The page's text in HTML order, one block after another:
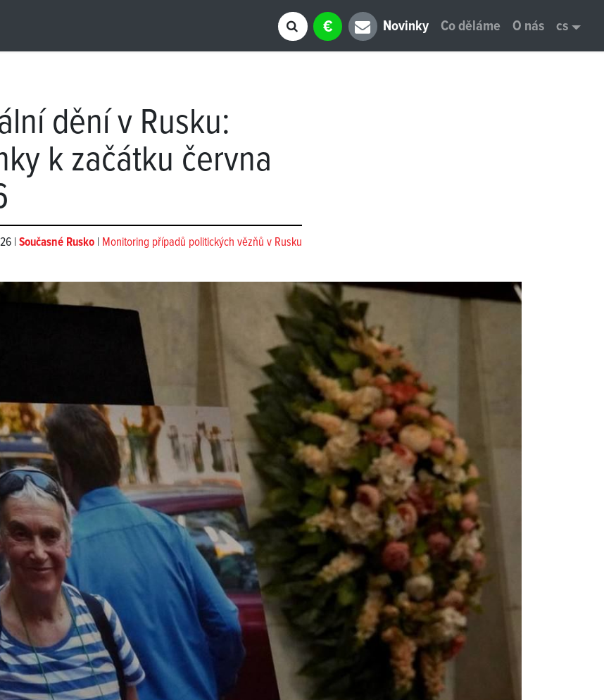
€ Novinky Co děláme O nás cs
dění v Rusku:
k začátku června
| Současné Rusko | Monitoring případů politických vězňů v Rusku